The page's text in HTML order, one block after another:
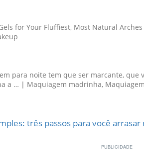
três passos para você arrasar